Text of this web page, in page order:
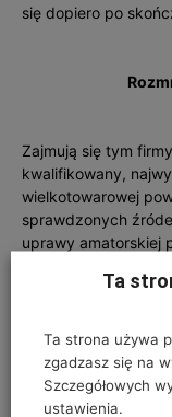
się dopiero po
Zajmują się tym
kwalifikowany,
wielkotowarowej
sprawdzonych
uprawy amatorskiej
zawierających
Fot. 3.
Ta
Ta strona używa
zgadzasz się na
Szczegółowych
ustawienia.